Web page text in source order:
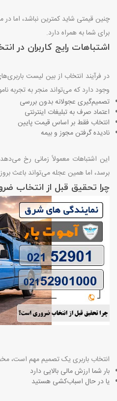
چنین قیمتی شاید کمترین نباشد، اما
برای شما به همراه دارد.
اشتباهات رایج کاربران در
در فرآیند انتخاب از بین لیست
وجود دارد که می‌تواند منجر به تجربه
تصمیم‌گیری عجولانه بدون بررسی
اعتماد صرف به تبلیغات اینترنتی
انتخاب فقط بر اساس قیمت پایین
نادیده گرفتن مجوز و بیمه
این اشتباهات معمولاً زمانی رخ
برسد، اما همین عجله می‌تواند باعث
چرا تحقیق قبل از انتخاب
انتخاب باربری یک تصمیم مهم است،
بار شما ارزش مالی بالایی دارد
یا در حال اسباب‌کشی هستید